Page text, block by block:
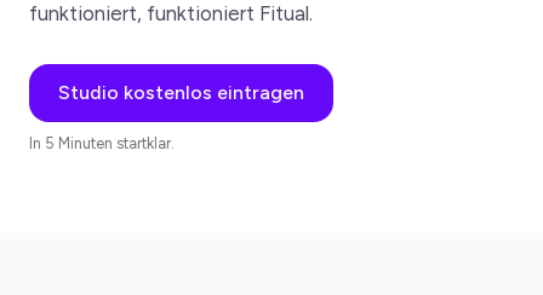
funktioniert, funktioniert Fitual.
Studio kostenlos eintragen
In 5 Minuten startklar.